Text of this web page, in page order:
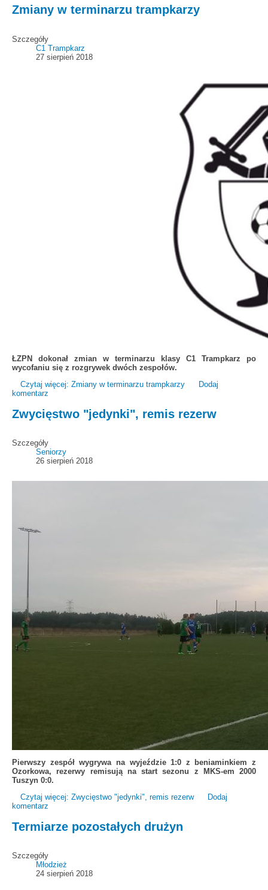
Zmiany w terminarzu trampkarzy
Szczegóły
C1 Trampkarz
27 sierpień 2018
ŁZPN dokonał zmian w terminarzu klasy C1 Trampkarz po
wycofaniu się z rozgrywek dwóch zespołów.
Czytaj więcej: Zmiany w terminarzu trampkarzy
Dodaj
komentarz
Zwycięstwo "jedynki", remis rezerw
Szczegóły
Seniorzy
26 sierpień 2018
Pierwszy zespół wygrywa na wyjeździe 1:0 z beniaminkiem z
Ozorkowa, rezerwy remisują na start sezonu z MKS-em 2000
Tuszyn 0:0.
Czytaj więcej: Zwycięstwo "jedynki", remis rezerw
Dodaj
komentarz
Termiarze pozostałych drużyn
Szczegóły
Młodzież
24 sierpień 2018